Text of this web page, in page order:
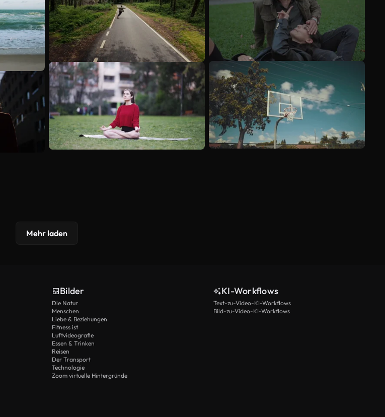
Mehr laden
Bilder
Die Natur
Menschen
Liebe & Beziehungen
Fitness ist
Luftvideografie
Essen & Trinken
Reisen
Der Transport
Technologie
Zoom virtuelle Hintergründe
KI-Workflows
Text-zu-Video-KI-Workflows
Bild-zu-Video-KI-Workflows